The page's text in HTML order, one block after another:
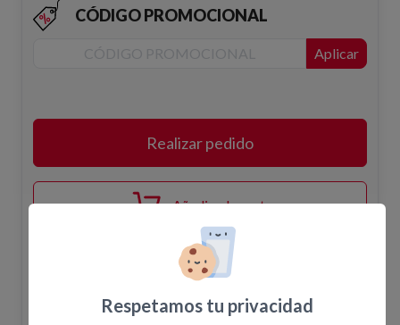
CÓDIGO PROMOCIONAL
Aplicar
Realizar pedido
Añadir a la cesta
Respetamos tu privacidad